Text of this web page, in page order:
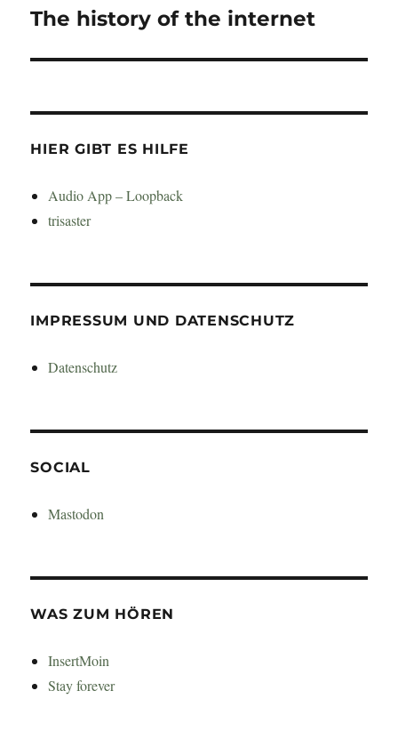
Nächster
The history of the internet
HIER GIBT ES HILFE
Audio App – Loopback
trisaster
IMPRESSUM UND DATENSCHUTZ
Datenschutz
SOCIAL
Mastodon
WAS ZUM HÖREN
InsertMoin
Stay forever